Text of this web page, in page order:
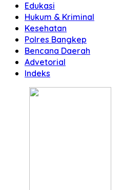
Edukasi
Hukum & Kriminal
Kesehatan
Polres Bangkep
Bencana Daerah
Advetorial
Indeks